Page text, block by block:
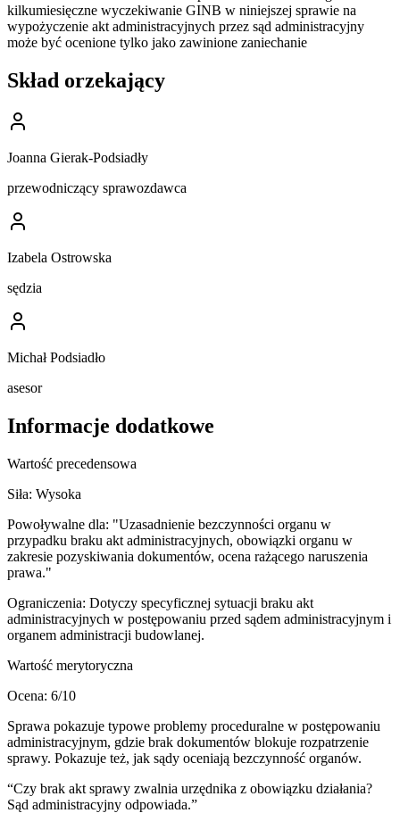
kilkumiesięczne wyczekiwanie GINB w niniejszej sprawie na
wypożyczenie akt administracyjnych przez sąd administracyjny
może być ocenione tylko jako zawinione zaniechanie
Skład orzekający
Joanna Gierak-Podsiadły
przewodniczący sprawozdawca
Izabela Ostrowska
sędzia
Michał Podsiadło
asesor
Informacje dodatkowe
Wartość precedensowa
Siła: Wysoka
Powoływalne dla: "Uzasadnienie bezczynności organu w
przypadku braku akt administracyjnych, obowiązki organu w
zakresie pozyskiwania dokumentów, ocena rażącego naruszenia
prawa."
Ograniczenia: Dotyczy specyficznej sytuacji braku akt
administracyjnych w postępowaniu przed sądem administracyjnym i
organem administracji budowlanej.
Wartość merytoryczna
Ocena: 6/10
Sprawa pokazuje typowe problemy proceduralne w postępowaniu
administracyjnym, gdzie brak dokumentów blokuje rozpatrzenie
sprawy. Pokazuje też, jak sądy oceniają bezczynność organów.
“Czy brak akt sprawy zwalnia urzędnika z obowiązku działania?
Sąd administracyjny odpowiada.”